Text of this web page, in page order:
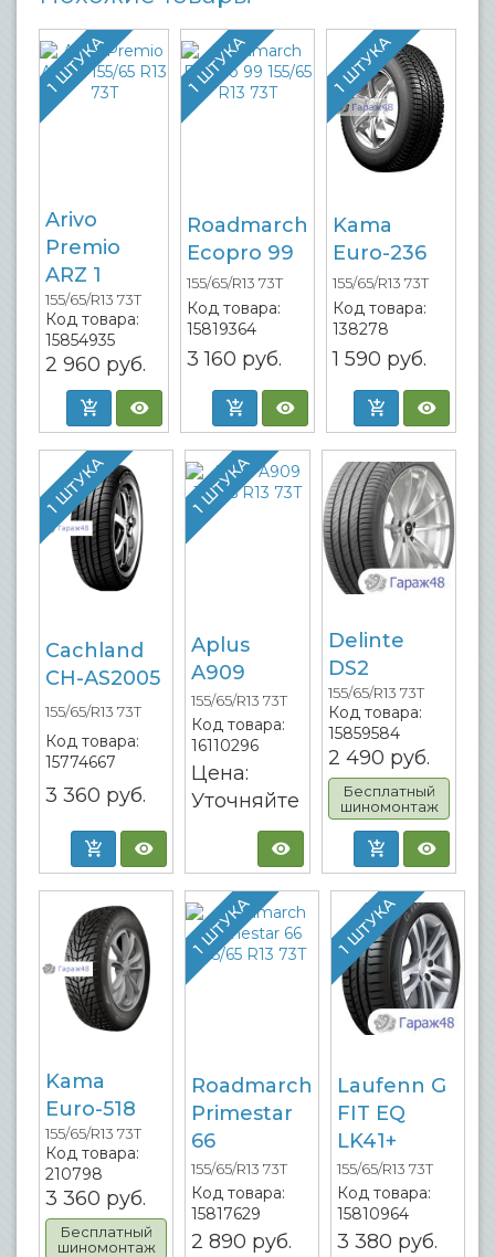
1 ШТУКА
Arivo
Premio
ARZ 1
155/65/R13 73T
Код товара:
15854935
2 960 руб.
1 ШТУКА
Roadmarch
Ecopro 99
155/65/R13 73T
Код товара:
15819364
3 160 руб.
1 ШТУКА
Kama
Euro-236
155/65/R13 73T
Код товара:
138278
1 590 руб.
1 ШТУКА
Cachland
CH-AS2005
155/65/R13 73T
Код товара:
15774667
3 360 руб.
1 ШТУКА
Aplus
A909
155/65/R13 73T
Код товара:
16110296
Цена:
Уточняйте
Delinte
DS2
155/65/R13 73T
Код товара:
15859584
2 490 руб.
Бесплатный
шиномонтаж
Kama
Euro-518
155/65/R13 73T
Код товара:
210798
3 360 руб.
Бесплатный
шиномонтаж
1 ШТУКА
Roadmarch
Primestar
66
155/65/R13 73T
Код товара:
15817629
2 890 руб.
1 ШТУКА
Laufenn G
FIT EQ
LK41+
155/65/R13 73T
Код товара:
15810964
3 380 руб.